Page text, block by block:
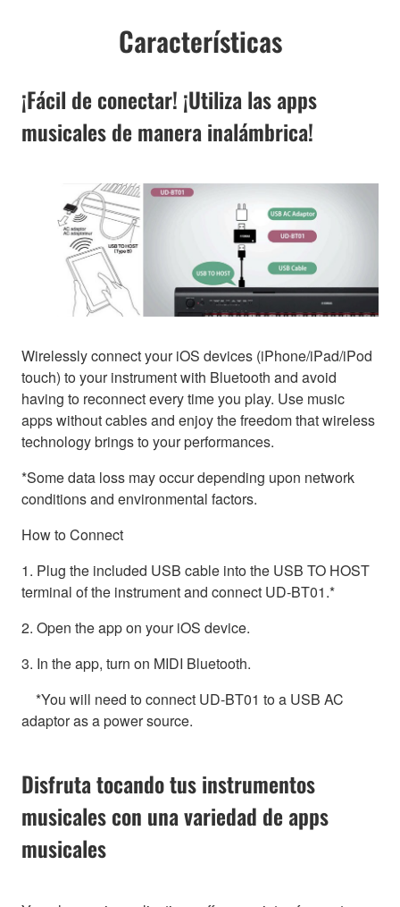
Características
¡Fácil de conectar! ¡Utiliza las apps
musicales de manera inalámbrica!
Wirelessly connect your iOS devices (iPhone/iPad/iPod
touch) to your instrument with Bluetooth and avoid
having to reconnect every time you play. Use music
apps without cables and enjoy the freedom that wireless
technology brings to your performances.
*Some data loss may occur depending upon network
conditions and environmental factors.
How to Connect
1. Plug the included USB cable into the USB TO HOST
terminal of the instrument and connect UD-BT01.*
2. Open the app on your iOS device.
3. In the app, turn on MIDI Bluetooth.
*You will need to connect UD-BT01 to a USB AC
adaptor as a power source.
Disfruta tocando tus instrumentos
musicales con una variedad de apps
musicales